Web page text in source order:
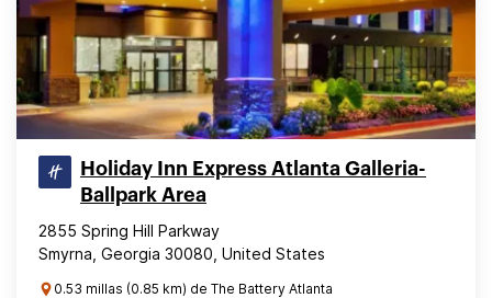
Holiday Inn Express Atlanta Galleria-
Ballpark Area
2855 Spring Hill Parkway
Smyrna, Georgia 30080, United States
0.53 millas (0.85 km) de The Battery Atlanta